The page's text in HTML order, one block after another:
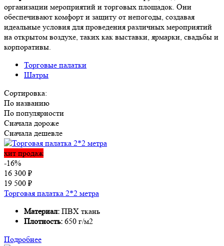
организации мероприятий и торговых площадок. Они
обеспечивают комфорт и защиту от непогоды, создавая
идеальные условия для проведения различных мероприятий
на открытом воздухе, таких как выставки, ярмарки, свадьбы и
корпоративы.
Торговые палатки
Шатры
Сортировка:
По названию
По популярности
Сначала дороже
Сначала дешевле
хит продаж
-16%
16 300 ₽
19 500 ₽
Торговая палатка 2*2 метра
Материал: ПВХ ткань
Плотность: 650 г/м2
Подробнее